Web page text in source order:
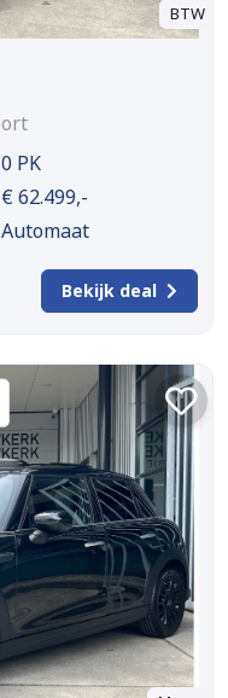
BTW
0 PK
€ 62.499,-
Automaat
Bekijk deal